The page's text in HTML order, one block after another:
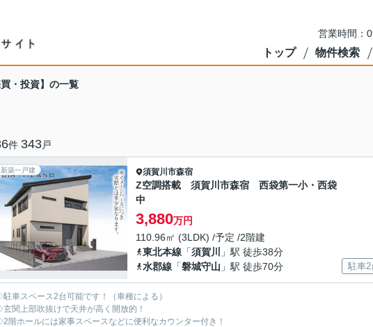
営業時間：
トップ 物件検索
買・投資】の一覧
件 343戸
新築一戸建 須賀川市森宿
Z空調搭載 須賀川市森宿 西袋第一小・西袋
中
3,880万円
110.96㎡ (3LDK) /予定 /2階建
東北本線 「須賀川
」駅 徒歩38分
水郡線 「磐城守山 」駅 徒歩70分 駐車2
車スペース2台可能です！（車種による）
関上部吹抜けで天井が高く開放的！
階ホールには家事スペースなどに便利なカウンター付き！